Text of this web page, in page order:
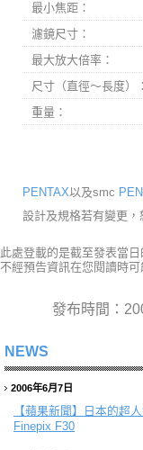
最小焦距：
濾鏡尺寸：
最大放大倍率：
尺寸（直徑～長度）：
重量：
PENTAX以及smc
設計及規格若有變更，
此處登載的是截至發表當日
不經預告資訊在您閱讀時
發布時間：
NEWS
2006年6月7日
【蘋果新聞】
日本的超
Finepix F30